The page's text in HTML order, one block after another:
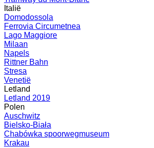
Italië
Domodossola
Ferrovia Circumetnea
Lago Maggiore
Milaan
Napels
Rittner Bahn
Stresa
Venetië
Letland
Letland 2019
Polen
Auschwitz
Bielsko-Biała
Chabówka spoorwegmuseum
Krakau